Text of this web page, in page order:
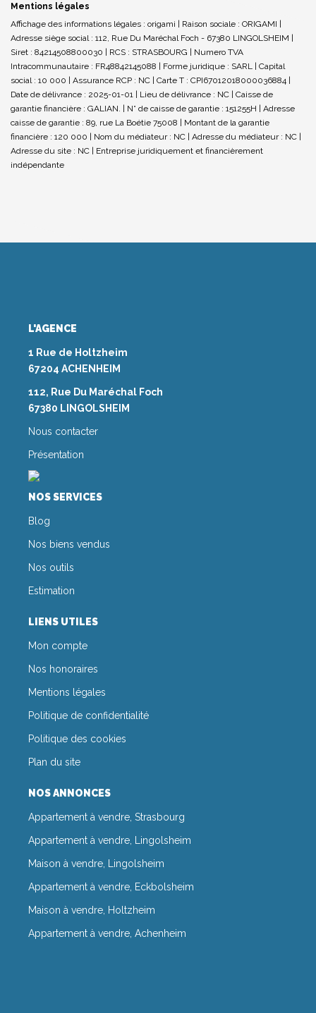
Mentions légales
Affichage des informations légales : origami | Raison sociale : ORIGAMI |
Adresse siège social : 112, Rue Du Maréchal Foch - 67380 LINGOLSHEIM |
Siret : 84214508800030 | RCS : STRASBOURG | Numero TVA
Intracommunautaire : FR48842145088 | Forme juridique : SARL | Capital
social : 10 000 | Assurance RCP : NC | Carte T : CPI67012018000036884 |
Date de délivrance : 2025-01-01 | Lieu de délivrance : NC | Caisse de
garantie financière : GALIAN. | N° de caisse de garantie : 151255H | Adresse
caisse de garantie : 89, rue La Boétie 75008 | Montant de la garantie
financière : 120 000 | Nom du médiateur : NC | Adresse du médiateur : NC |
Adresse du site : NC | Entreprise juridiquement et financièrement
indépendante
L'AGENCE
1 Rue de Holtzheim
67204 ACHENHEIM
112, Rue Du Maréchal Foch
67380 LINGOLSHEIM
Nous contacter
Présentation
NOS SERVICES
Blog
Nos biens vendus
Nos outils
Estimation
LIENS UTILES
Mon compte
Nos honoraires
Mentions légales
Politique de confidentialité
Politique des cookies
Plan du site
NOS ANNONCES
Appartement à vendre, Strasbourg
Appartement à vendre, Lingolsheim
Maison à vendre, Lingolsheim
Appartement à vendre, Eckbolsheim
Maison à vendre, Holtzheim
Appartement à vendre, Achenheim